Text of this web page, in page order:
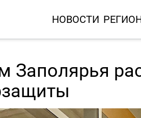
НОВОСТИ
Заполярья